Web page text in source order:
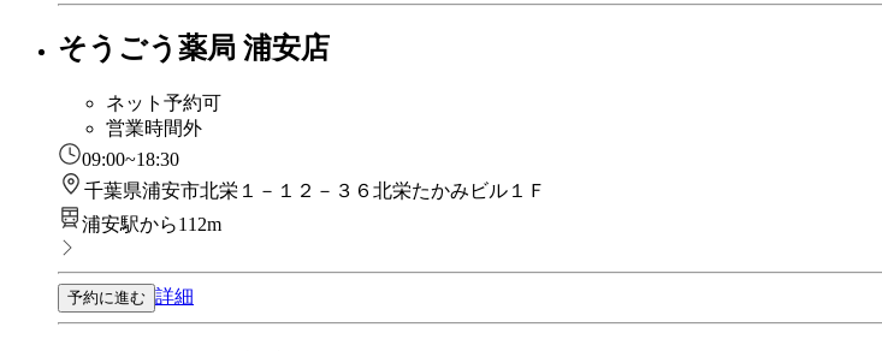
そうごう薬局 浦安店
ネット予約可
営業時間外
09:00~18:30
千葉県浦安市北栄１－１２－３６北栄たかみビル１Ｆ
浦安駅から112m
予約に進む 詳細